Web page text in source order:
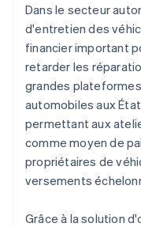
Dans le secteur
d'entretien des
financier important
retarder les
grandes
automobiles aux
permettant aux
comme moyen de
propriétaires de
versements
Grâce à la solution